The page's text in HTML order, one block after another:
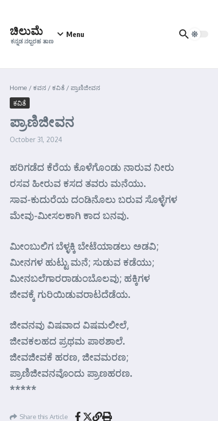
ಚಿಲುಮೆ
ಕನ್ನಡ ನಲ್ಬರಹ ತಾಣ
Menu
Home /ಕವನ /ಕವಿತೆ /ಪ್ರಾಣಿಜೀವನ
ಕವಿತೆ
ಪ್ರಾಣಿಜೀವನ
October 31, 2024
ಹರಿಗಡೆದ ಕೆರೆಯ ಕೊಳೆಗೊಂಡು ನಾರುವ ನೀರು
ರಸವ ಹೀರುವ ಕಸದ ತವರು ಮನೆಯು.
ಸಾವ-ಕುದುರೆಯ ದಂಡಿನೊಲು ಬರುವ ಸೊಳ್ಳೆಗಳ
ಮೇವು-ಮೀಸಲಕಾಗಿ ಕಾದ ಬನವು.
ಮೀಂಬುಲಿಗ ಬೆಳ್ಳಕ್ಕಿ ಬೇಟೆಯಾಡಲು ಅಡವಿ;
ಮೀನಗಳ ಹುಟ್ಟು ಮನೆ; ಸುಡುವ ಕಡೆಯು;
ಮೀನಬಲೆಗಾರರಾಡುಂಬೊಲವು; ಹಕ್ಕಿಗಳ
ಜೀವಕ್ಕೆ ಗುರಿಯಿಡುವರಾಟದೆಡೆಯ.
ಜೀವನವು ವಿಷವಾದ ವಿಷಮಲೀಲೆ,
ಜೀವಕಲಹದ ಪ್ರಥಮ ಪಾಠಶಾಲೆ.
ಜೀವಜೀವಕೆ ಹರಣ, ಜೀವಮರಣ;
ಪ್ರಾಣಿಜೀವನವೊಂದು ಪ್ರಾಣಹರಣ.
*****
Share this Article